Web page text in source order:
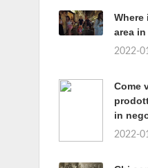
Where
area in
2022-
Come
in
2022-